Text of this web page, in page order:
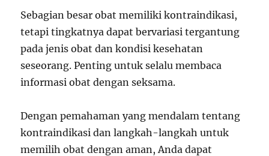
Sebagian besar obat memiliki kontraindikasi,
tetapi tingkatnya dapat bervariasi tergantung
pada jenis obat dan kondisi kesehatan
seseorang. Penting untuk selalu membaca
informasi obat dengan seksama.
Dengan pemahaman yang mendalam tentang
kontraindikasi dan langkah-langkah untuk
memilih obat dengan aman, Anda dapat